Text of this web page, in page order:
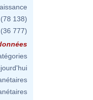
(78 138)
(36 777)